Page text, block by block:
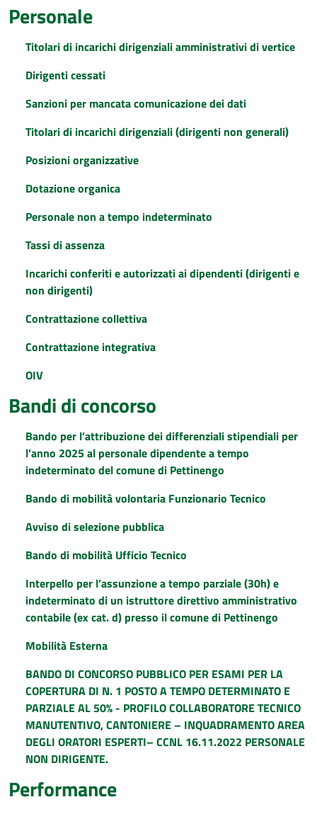
Personale
Titolari di incarichi dirigenziali amministrativi di vertice
Dirigenti cessati
Sanzioni per mancata comunicazione dei dati
Titolari di incarichi dirigenziali (dirigenti non generali)
Posizioni organizzative
Dotazione organica
Personale non a tempo indeterminato
Tassi di assenza
Incarichi conferiti e autorizzati ai dipendenti (dirigenti e
non dirigenti)
Contrattazione collettiva
Contrattazione integrativa
OIV
Bandi di concorso
Bando per l’attribuzione dei differenziali stipendiali per
l’anno 2025 al personale dipendente a tempo
indeterminato del comune di Pettinengo
Bando di mobilità volontaria Funzionario Tecnico
Avviso di selezione pubblica
Bando di mobilità Ufficio Tecnico
Interpello per l’assunzione a tempo parziale (30h) e
indeterminato di un istruttore direttivo amministrativo
contabile (ex cat. d) presso il comune di Pettinengo
Mobilità Esterna
BANDO DI CONCORSO PUBBLICO PER ESAMI PER LA
COPERTURA DI N. 1 POSTO A TEMPO DETERMINATO E
PARZIALE AL 50% - PROFILO COLLABORATORE TECNICO
MANUTENTIVO, CANTONIERE – INQUADRAMENTO AREA
DEGLI ORATORI ESPERTI– CCNL 16.11.2022 PERSONALE
NON DIRIGENTE.
Performance